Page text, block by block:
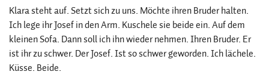
Klara steht auf. Setzt sich zu uns. Möchte ihren Bruder halten.
Ich lege ihr Josef in den Arm. Kuschele sie beide ein. Auf dem
kleinen Sofa. Dann soll ich ihn wieder nehmen. Ihren Bruder. Er
ist ihr zu schwer. Der Josef. Ist so schwer geworden. Ich lächele.
Küsse. Beide.